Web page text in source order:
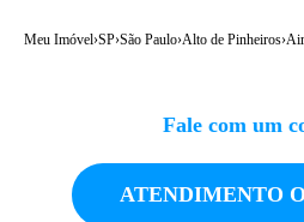
Meu Imóvel›SP›São Paulo›Alto de Pinheiros›
Fale com um
ATENDIMENTO